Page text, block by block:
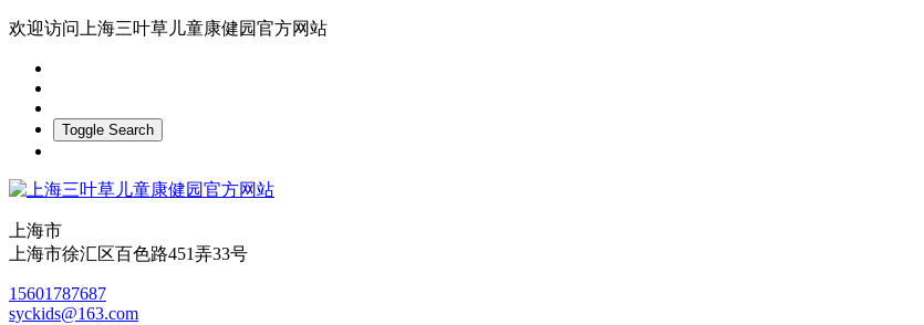
欢迎访问上海三叶草儿童康健园官方网站
Toggle Search
上海市
上海市徐汇区百色路451弄33号
15601787687
syckids@163.com